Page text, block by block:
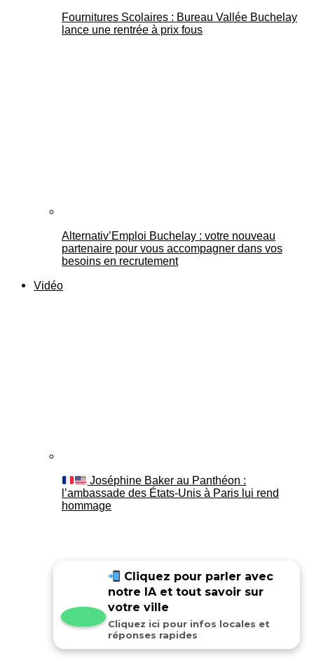
Fournitures Scolaires : Bureau Vallée Buchelay
lance une rentrée à prix fous
Alternativ’Emploi Buchelay : votre nouveau
partenaire pour vous accompagner dans vos
besoins en recrutement
Vidéo
Joséphine Baker au Panthéon :
l’ambassade des États-Unis à Paris lui rend
hommage
Cliquez pour parler avec
notre IA et tout savoir sur
votre ville
Cliquez ici pour infos locales et
réponses rapides